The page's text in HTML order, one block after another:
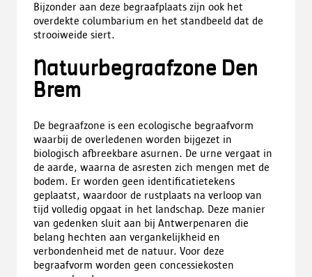
Bijzonder aan deze begraafplaats zijn ook het
overdekte columbarium en het standbeeld dat de
strooiweide siert.
Natuurbegraafzone Den
Brem
De begraafzone is een ecologische begraafvorm
waarbij de overledenen worden bijgezet in
biologisch afbreekbare asurnen. De urne vergaat in
de aarde, waarna de asresten zich mengen met de
bodem. Er worden geen identificatietekens
geplaatst, waardoor de rustplaats na verloop van
tijd volledig opgaat in het landschap. Deze manier
van gedenken sluit aan bij Antwerpenaren die
belang hechten aan vergankelijkheid en
verbondenheid met de natuur. Voor deze
begraafvorm worden geen concessiekosten